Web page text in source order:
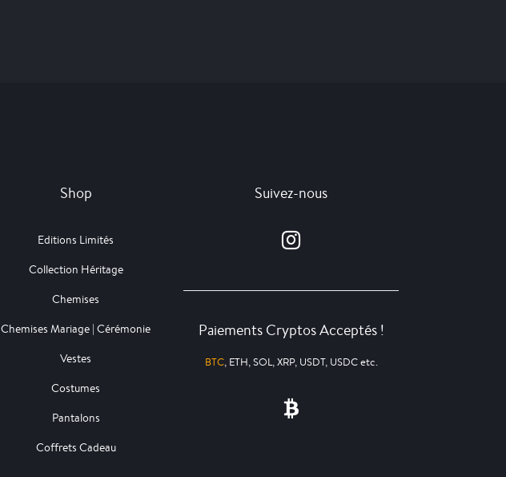
Shop
Editions Limités
Collection Héritage
Chemises
Chemises Mariage | Cérémonie
Vestes
Costumes
Pantalons
Coffrets Cadeau
Suivez-nous
Paiements Cryptos Acceptés !
BTC, ETH, SOL, XRP, USDT, USDC etc.